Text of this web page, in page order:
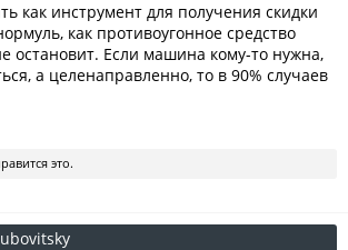
как инструмент для получения скидки
как противоугонное средство
остановит. Если машина кому-то нужна,
а целенаправленно, то в 90% случаев
это.